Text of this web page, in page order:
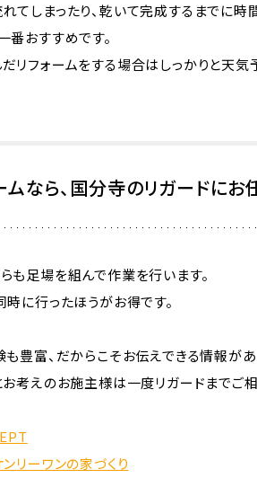
しまったり、乾いて完成するまでに時
番おすすめです。
リフォームをする場合はしっかりと天気
なら、国分寺のリガードにお
も足場を組んで作業を行います。
に行ったほうがお得です。
豊富、だからこそお伝えできる情報があ
考えのお施主様は一度リガードまでご相
リーワンの家づくり